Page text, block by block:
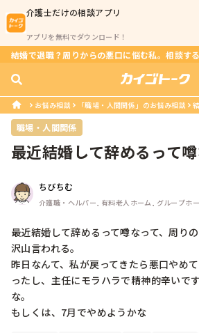
介護士だけの相談アプリ
アプリを無料でダウンロード！
結婚で退職？周りからの悪口に悩む私。相談す
お悩み相談 「職場・人間関係」のお悩み相談
職場・人間関係
最近結婚して辞めるって
ちびちむ
介護職・ヘルパー, 有料老人ホーム, グループホ
最近結婚して辞めるって噂なって、周り
沢山言われる。
昨日なんて、私が戻ってきたら悪口やめ
ったし、主任にモラハラで精神的辛いで
な。
もしくは、7月でやめようかな